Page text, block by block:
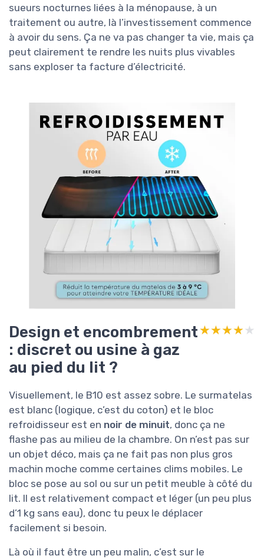
sueurs nocturnes liées à la ménopause, à un
traitement ou autre, là l’investissement commence
à avoir du sens. Ça ne va pas changer ta vie, mais ça
peut clairement te rendre les nuits plus vivables
sans exploser ta facture d’électricité.
Design et encombrement
: discret ou usine à gaz
au pied du lit ?
★★★★★
★★★★★
Visuellement, le B10 est assez sobre. Le surmatelas
est blanc (logique, c’est du coton) et le bloc
refroidisseur est en noir de minuit, donc ça ne
flashe pas au milieu de la chambre. On n’est pas sur
un objet déco, mais ça ne fait pas non plus gros
machin moche comme certaines clims mobiles. Le
bloc se pose au sol ou sur un petit meuble à côté du
lit. Il est relativement compact et léger (un peu plus
d’1 kg sans eau), donc tu peux le déplacer
facilement si besoin.
Là où il faut être un peu malin, c’est sur le